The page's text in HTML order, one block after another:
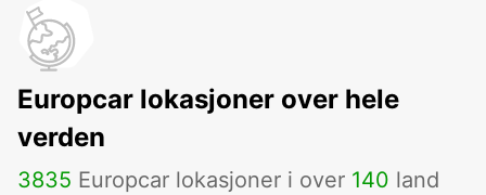
Europcar lokasjoner over hele
verden
3835 Europcar lokasjoner i over 140 land